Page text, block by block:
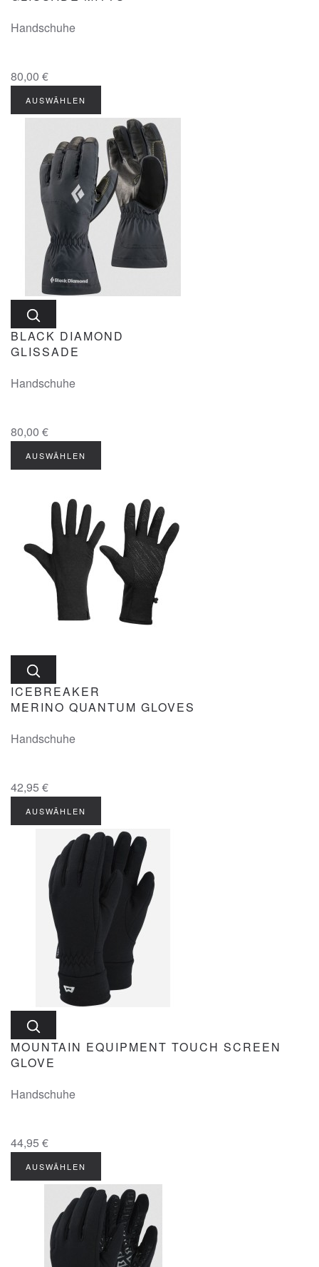
Handschuhe
80,00 €
AUSWÄHLEN
BLACK DIAMOND
GLISSADE
Handschuhe
80,00 €
AUSWÄHLEN
ICEBREAKER
MERINO QUANTUM GLOVES
Handschuhe
42,95 €
AUSWÄHLEN
MOUNTAIN EQUIPMENT TOUCH SCREEN
GLOVE
Handschuhe
44,95 €
AUSWÄHLEN